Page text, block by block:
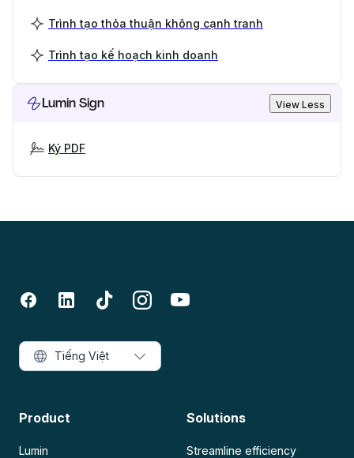
Trình tạo thỏa thuận không cạnh tranh
Trình tạo kế hoạch kinh doanh
Lumin Sign View Less
Ký PDF
Product
Lumin
Solutions
Streamline efficiency
Tiếng Việt